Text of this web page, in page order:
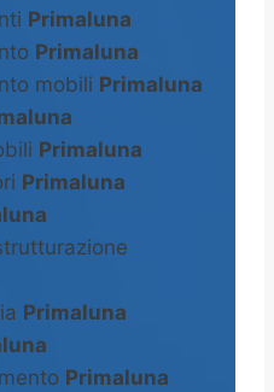
Primaluna
Primaluna
mobili Primaluna
Primaluna
Primaluna
Primaluna
Primaluna